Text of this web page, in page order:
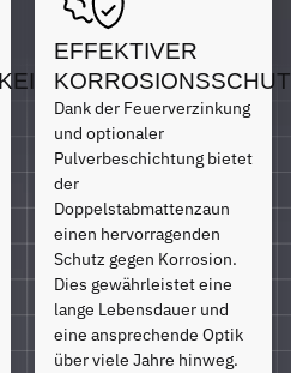
EFFEKTIVER
Dank der Feuerverzinkung
und optionaler
Pulverbeschichtung bietet
der
Doppelstabmattenzaun
einen hervorragenden
Schutz gegen Korrosion.
Dies gewährleistet eine
lange Lebensdauer und
eine ansprechende Optik
über viele Jahre hinweg.